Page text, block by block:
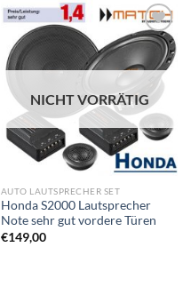
Zu
Wunschliste
hinzufügen
NICHT VORRÄTIG
AUTO LAUTSPRECHER SET
Honda S2000 Lautsprecher
Note sehr gut vordere Türen
€149,00